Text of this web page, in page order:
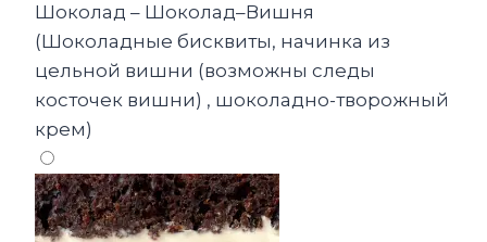
Шоколад – Шоколад–Вишня
(Шоколадные бисквиты, начинка из
цельной вишни (возможны следы
косточек вишни) , шоколадно-творожный
крем)